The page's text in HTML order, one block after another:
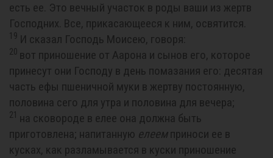
есть ее. Это вечный участок в роды ваши из жертв
Господних. Все, прикасающееся к ним, освятится.
19 И сказал Господь Моисею, говоря:
20 вот приношение от Аарона и сынов его, которое
принесут они Господу в день помазания его: десятая
часть ефы пшеничной муки в жертву постоянную,
половина сего для утра и половина для вечера;
21 на сковороде в елее она должна быть
приготовлена; напитанную елеемприноси ее в
кусках, как разламывается в куски приношение